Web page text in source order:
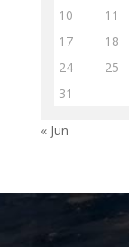
10
11
17
18
24
25
31
« Jun